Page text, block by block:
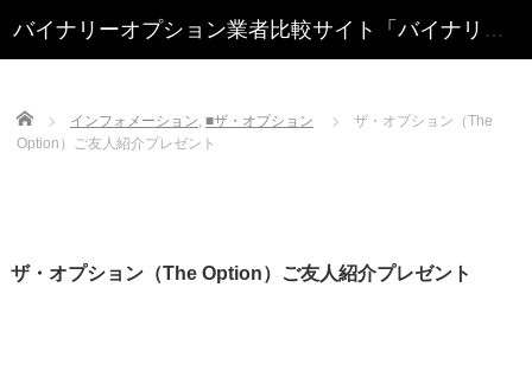
Home インフォメーション, ■ザ・オプション
ザ・オプション（The
Option）ご友人紹介プレゼント
ザ・オプション（The Option）ご友人紹介プレゼント